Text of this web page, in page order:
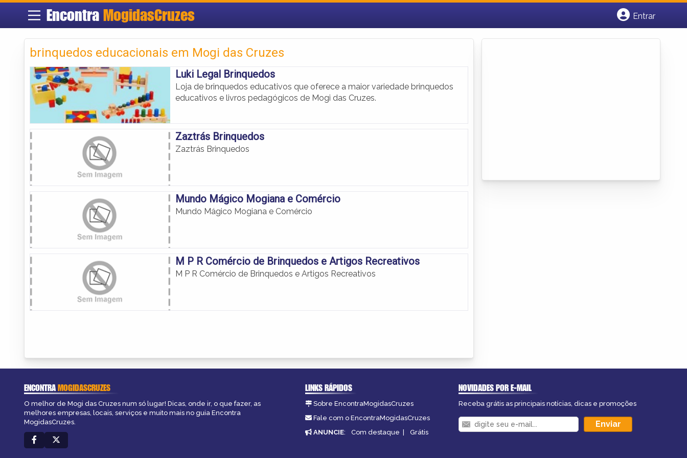
Encontra MogidasCruzes
Entrar
brinquedos educacionais em Mogi das Cruzes
Luki Legal Brinquedos
Loja de brinquedos educativos que oferece a maior variedade brinquedos
educativos e livros pedagógicos de Mogi das Cruzes.
Zaztrás Brinquedos
Zaztrás Brinquedos
Mundo Mágico Mogiana e Comércio
Mundo Mágico Mogiana e Comércio
M P R Comércio de Brinquedos e Artigos Recreativos
M P R Comércio de Brinquedos e Artigos Recreativos
ENCONTRAMOGIDASCRUZES
O melhor de Mogi das Cruzes num só lugar! Dicas, onde ir, o que fazer, as
melhores empresas, locais, serviços e muito mais no guia Encontra
MogidasCruzes.
LINKS RÁPIDOS
Sobre EncontraMogidasCruzes
Fale com o EncontraMogidasCruzes
ANUNCIE: Com destaque | Grátis
NOVIDADES POR E-MAIL
Receba grátis as principais notícias, dicas e promoções